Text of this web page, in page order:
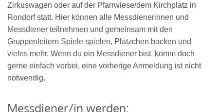
Zirkuswagen oder auf der Pfarrwiese/dem Kirchplatz in
Rondorf statt. Hier können alle Messdienerinnen und
Messdiener teilnehmen und gemeinsam mit den
Gruppenleitern Spiele spielen, Plätzchen backen und
vieles mehr. Wenn du ein Messdiener bist, komm doch
gerne einfach vorbei, eine vorherige Anmeldung ist nicht
notwendig.
Messdiener/in werden: